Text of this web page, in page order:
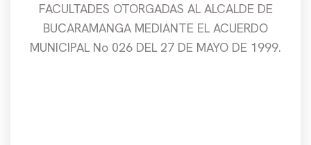
FACULTADES OTORGADAS AL ALCALDE DE
BUCARAMANGA MEDIANTE EL ACUERDO
MUNICIPAL No 026 DEL 27 DE MAYO DE 1999.